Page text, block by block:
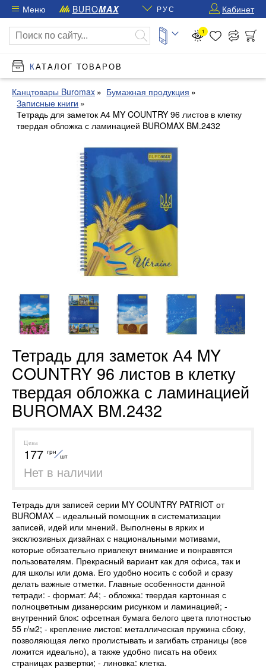
Меню BUROMAX РУС Кабинет
1
КАТАЛОГ ТОВАРОВ
Канцтовары Buromax
Бумажная продукция
Записные книги
Тетрадь для заметок А4 MY COUNTRY 96 листов в клетку
твердая обложка с ламинацией BUROMAX BM.2432
Тетрадь для заметок А4 MY
COUNTRY 96 листов в клетку
твердая обложка с ламинацией
BUROMAX BM.2432
Цена
177 грн
шт
Нет в наличии
Тетрадь для записей серии MY COUNTRY PATRIOT от
BUROMAX – идеальный помощник в систематизации
записей, идей или мнений. Выполнены в ярких и
эксклюзивных дизайнах с национальными мотивами,
которые обязательно привлекут внимание и понравятся
пользователям. Прекрасный вариант как для офиса, так и
для школы или дома. Его удобно носить с собой и сразу
делать важные отметки. Главные особенности данной
тетради: - формат: А4; - обложка: твердая картонная с
полноцветным дизанерским рисунком и ламинацией; -
внутренний блок: офсетная бумага белого цвета плотностью
55 г/м2; - крепление листов: металлическая пружина сбоку,
позволяющая легко пролистывать и загибать страницы (все
ложится идеально), а также удобно писать на обеих
страницах развертки; - линовка: клетка.